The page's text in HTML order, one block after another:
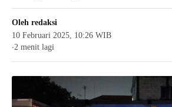
Oleh redaksi
10 Februari 2025, 10:26 WIB
●2 menit lagi